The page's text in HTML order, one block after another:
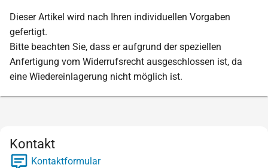
Dieser Artikel wird nach Ihren individuellen Vorgaben
gefertigt.
Bitte beachten Sie, dass er aufgrund der speziellen
Anfertigung vom Widerrufsrecht ausgeschlossen ist, da
eine Wiedereinlagerung nicht möglich ist.
Kontakt
Kontaktformular